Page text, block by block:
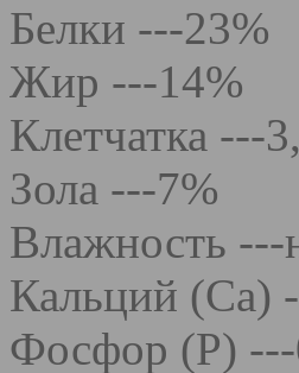
Белки ---23%
Жир ---14%
Клетчатка ---
Зола ---7%
Влажность ---
Кальций (Са)
Фосфор (Р)